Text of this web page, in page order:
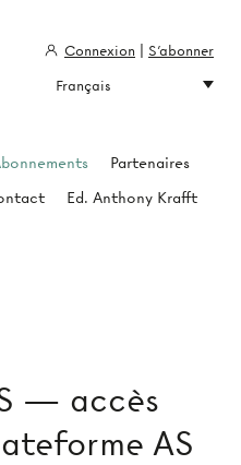
— accès
AS
Partenaires
Ed. Anthony Krafft
Connexion
S'abonner
Français